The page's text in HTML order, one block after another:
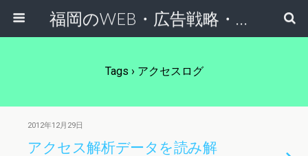
福岡のWEB・広告戦略・ネット集客コンサルのスケールフリーネットワーク
Tags › アクセスログ
2012年12月29日
アクセス解析データを読み解